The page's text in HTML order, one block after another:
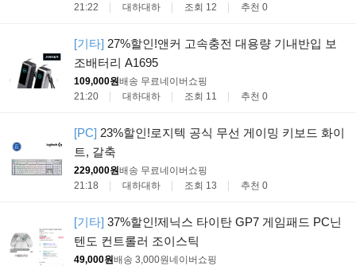
21:22
대하대하 조회 12 추천 0
[기타] 27%할인!앤커 고속충전 대용량 기내반입 보
조배터리 A1695
109,000원배송 무료네이버쇼핑
21:20
대하대하 조회 11 추천 0
[PC] 23%할인!로지텍 공식 무선 게이밍 키보드 화이
트, 갈축
229,000원배송 무료네이버쇼핑
21:18
대하대하 조회 13 추천 0
[기타] 37%할인!제닉스 타이탄 GP7 게임패드 PC닌
텐도 컨트롤러 조이스틱
49,000원배송 3,000원네이버쇼핑